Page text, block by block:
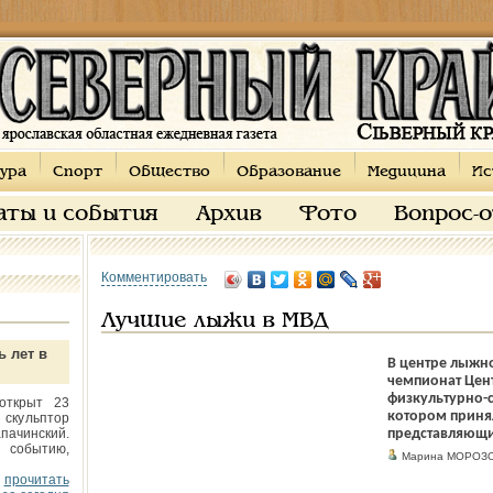
Спорт Общество Образование Медицина
и события Архив Фото Вопрос-
лет в
23
прочитать
Комментировать
Лучшие лыжи в МВД
В центре
чемпионат
котором
Марина